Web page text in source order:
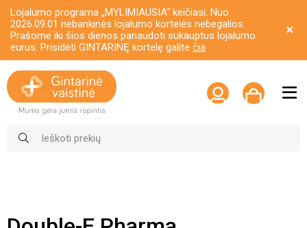
Lojalumo programa „MYLIMIAUSIA“ keičiasi. Nuo
2026.09.01 nebankinės lojalumo kortelės nebegalios.
Prašome iki šios dienos panaudoti sukauptus lojalumo
eurus. Prisidėti GINTARINĘ kortelę galite čia